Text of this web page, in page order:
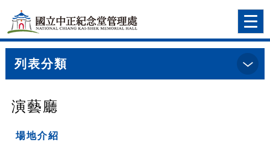
跳到主要內容
網站導覽
前往首頁
列表分類
::: 首頁>場地預約明細
演藝廳
場地介紹